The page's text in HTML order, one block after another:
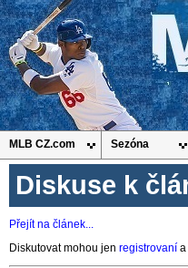
MLB CZ.com Sezóna
Diskuse k
Přejít na článek...
Diskutovat mohou jen registrovaní a